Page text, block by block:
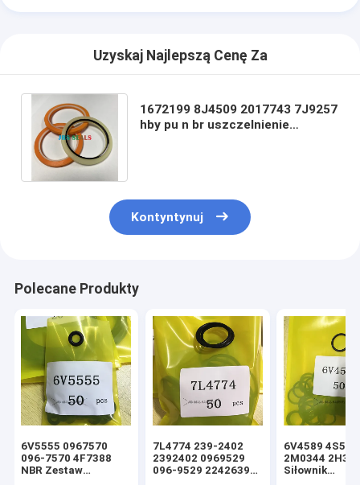
Uzyskaj Najlepszą Cenę Za
1672199 8J4509 2017743 7J9257
hby pu n br uszczelnienie
Kontyntynuj
Polecane Produkty
6V5555 0967570
096-7570 4F7388
NBR Zestaw
7L4774 239-2402
2392402 0969529
096-9529 2242639
6V4589
2M0344
Siłownik